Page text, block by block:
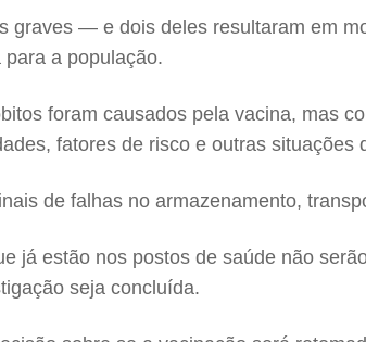
graves — e dois deles resultaram em
a população.
foram causados pela vacina, mas
fatores de risco e outras
de falhas no armazenamento,
já estão nos postos de saúde não
seja concluída.